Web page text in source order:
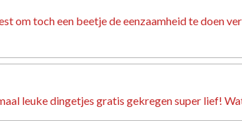
om toch een beetje de eenzaamheid te doen
leuke dingetjes gratis gekregen super lief!